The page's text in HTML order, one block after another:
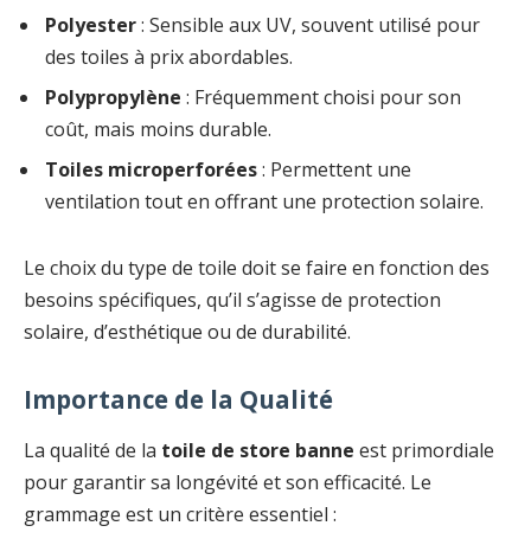
Polyester: Sensible aux UV, souvent utilisé pour
des toiles à prix abordables.
Polypropylène : Fréquemment choisi pour son
coût, mais moins durable.
Toiles microperforées: Permettent une
ventilation tout en offrant une protection solaire.
Le choix du type de toile doit se faire en fonction des
besoins spécifiques, qu’il s’agisse de protection
solaire, d’esthétique ou de durabilité.
Importance de la Qualité
La qualité de la toile de store banne est primordiale
pour garantir sa longévité et son efficacité. Le
grammage est un critère essentiel :